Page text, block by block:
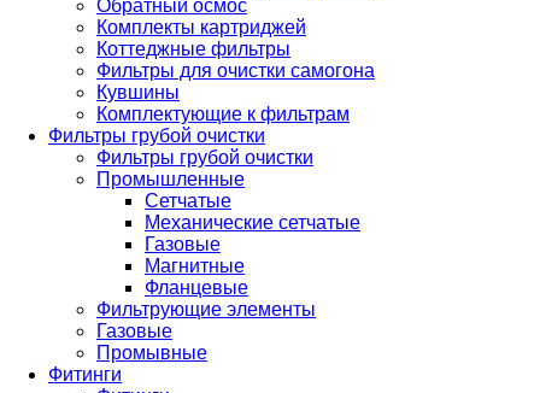
Обратный осмос
Комплекты картриджей
Коттеджные фильтры
Фильтры для очистки самогона
Кувшины
Комплектующие к фильтрам
Фильтры грубой очистки
Фильтры грубой очистки
Промышленные
Сетчатые
Механические сетчатые
Газовые
Магнитные
Фланцевые
Фильтрующие элементы
Газовые
Промывные
Фитинги